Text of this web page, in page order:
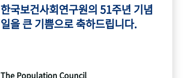
한국보건사회연구원의 51주년 기념
일을 큰 기쁨으로 축하드립니다.
The Population Council